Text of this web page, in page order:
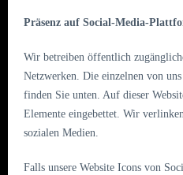
Präsenz auf Social-Media-
Wir betreiben öffentlich
Netzwerken. Die einzelnen von
finden Sie unten. Auf dieser
Elemente eingebettet. Wir
sozialen Medien.
Falls unsere Website Icons von